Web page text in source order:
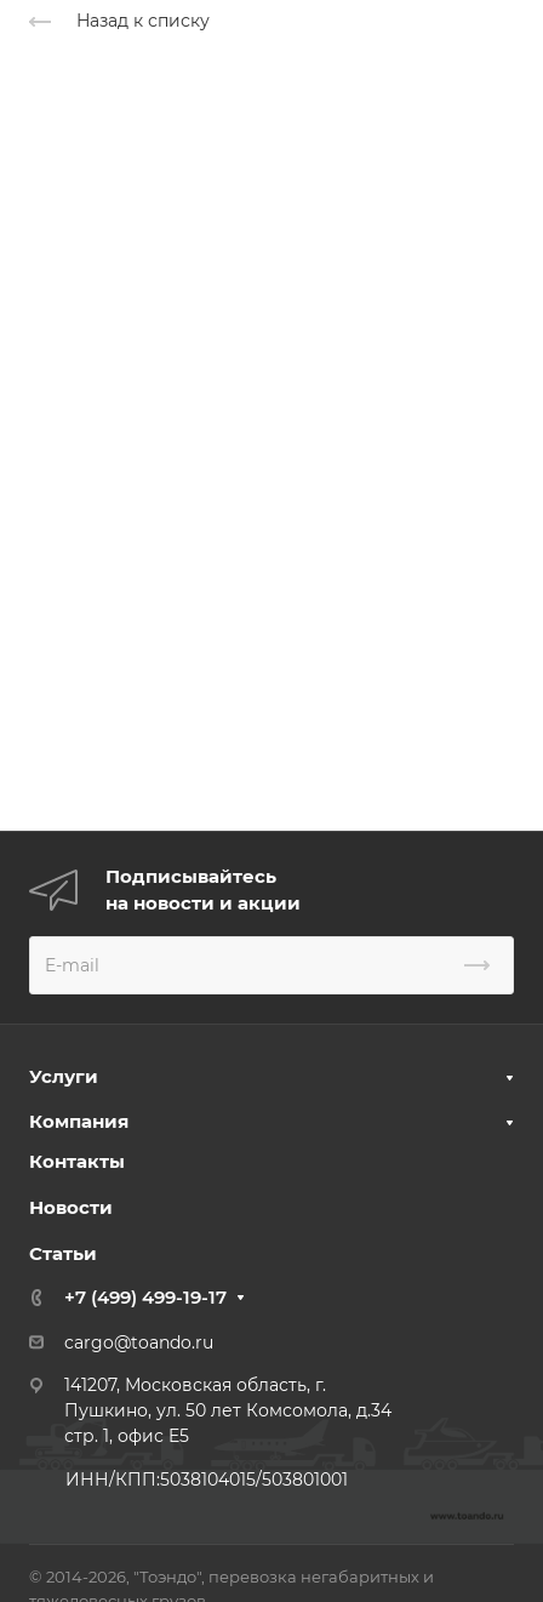
Назад к списку
Подписывайтесь
на новости и акции
Услуги
Компания
Контакты
Новости
Статьи
+7 (499) 499-19-17
cargo@toando.ru
141207, Московская область, г.
Пушкино, ул. 50 лет Комсомола, д.34
стр. 1, офис E5
ИНН/КПП:5038104015/503801001
© 2014-2026, "Тоэндо", перевозка негабаритных и